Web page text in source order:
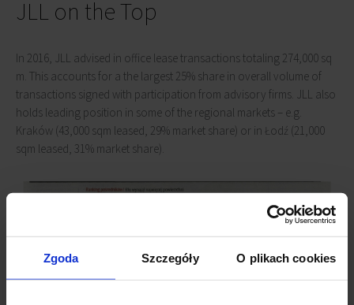
Zgoda Szczegóły O plikach cookies
JLL on the Top
In 2016, JLL advised in office lease transactions totaling 274,000 sq
m. This accounts for a the largest 25% share in overall volume of
transactions signed with participation from advisory firms. JLL also
holds leading position in some of the regional markets – e.g.
Kraków (43,000 sqm leased, 29% market share) or in Łodź (21,000
sqm leased, 31% market share).